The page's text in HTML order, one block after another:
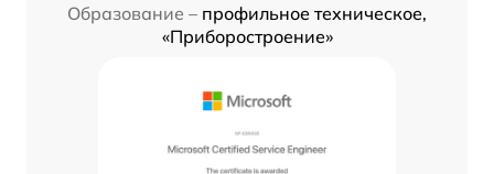
Образование – профильное техническое,
«Приборостроение»